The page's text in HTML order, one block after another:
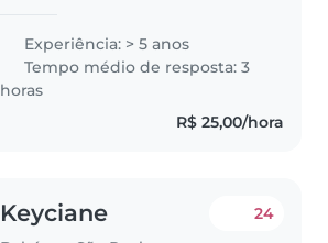
ano (não era CLT) e dos meus
irmãos também. atualmente
moro na região do sacoma, zona..
Experiência: > 5 anos
Tempo médio de resposta: 3
horas
R$ 25,00/hora
Keyciane 24